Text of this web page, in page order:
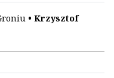
• Krzysztof